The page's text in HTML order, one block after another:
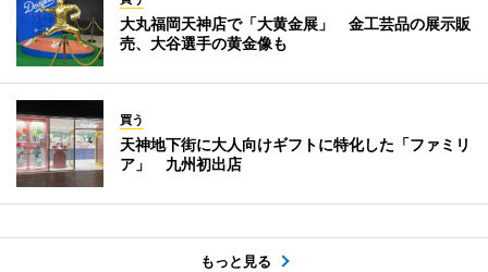
大丸福岡天神店で「大黄金展」 金工芸品の展示販
売、大谷選手の黄金像も
買う
天神地下街に大人向けギフトに特化した「ファミリ
ア」 九州初出店
もっと見る